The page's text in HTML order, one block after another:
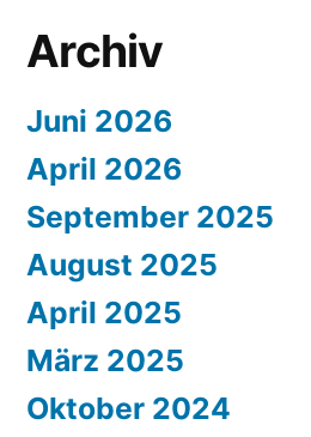
Archiv
Juni 2026
April 2026
September 2025
August 2025
April 2025
März 2025
Oktober 2024